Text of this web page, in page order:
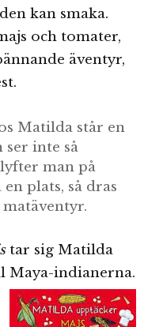
kan smaka.
och tomater,
äventyr,
Matilda står en
ser inte så
man på
plats, så dras
tar sig Matilda
Maya-indianerna.